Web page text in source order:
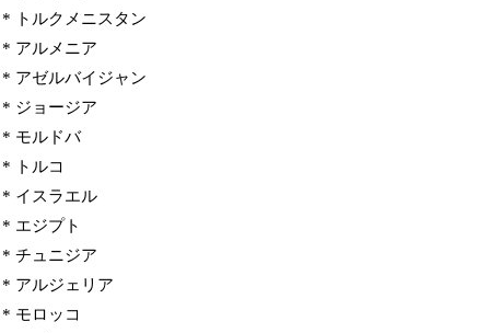
* トルクメニスタン
* アルメニア
* アゼルバイジャン
* ジョージア
* モルドバ
* トルコ
* イスラエル
* エジプト
* チュニジア
* アルジェリア
* モロッコ